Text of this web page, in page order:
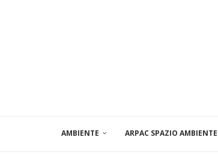
AMBIENTE ARPAC SPAZIO AMBIENTE